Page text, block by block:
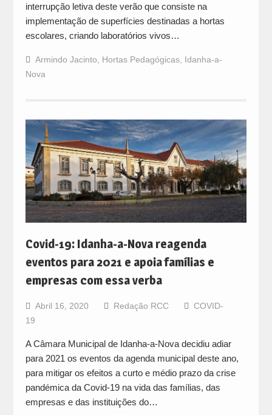
interrupção letiva deste verão que consiste na
implementação de superfícies destinadas a hortas
escolares, criando laboratórios vivos…
Armindo Jacinto Hortas Pedagógicas, Idanha-a-
Nova
Covid-19: Idanha-a-Nova reagenda
eventos para 2021 e apoia famílias e
empresas com essa verba
Abril 16, 2020 Redação RCC
COVID-
19
A Câmara Municipal de Idanha-a-Nova decidiu adiar
para 2021 os eventos da agenda municipal deste ano,
para mitigar os efeitos a curto e médio prazo da crise
pandémica da Covid-19 na vida das famílias, das
empresas e das instituições do…